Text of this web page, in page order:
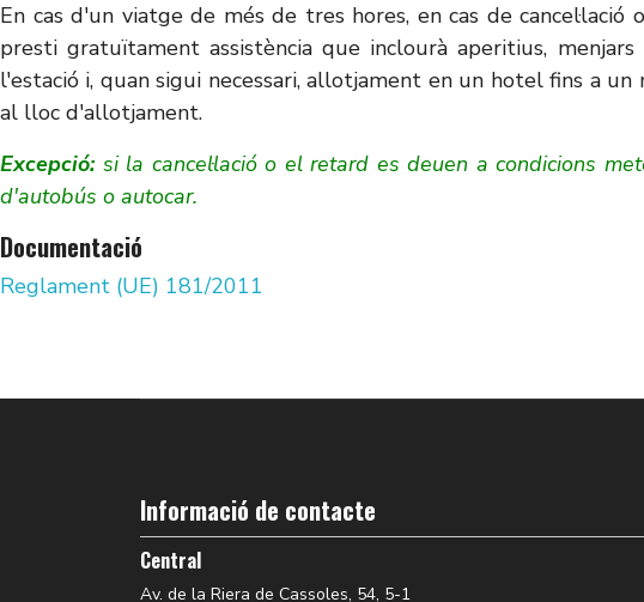
En cas d'un viatge de més de tres hores, en cas de
presti gratuïtament assistència que inclourà aperitius,
l'estació i, quan sigui necessari, allotjament en un hotel fins a
al lloc d'allotjament.
Excepció:si la cancel·lació o el retard es deuen a condicions
d'autobús o autocar.
Documentació
Reglament (UE) 181/2011
Informació de contacte
Central
Av. de la Riera de Cassoles, 54, 5-1